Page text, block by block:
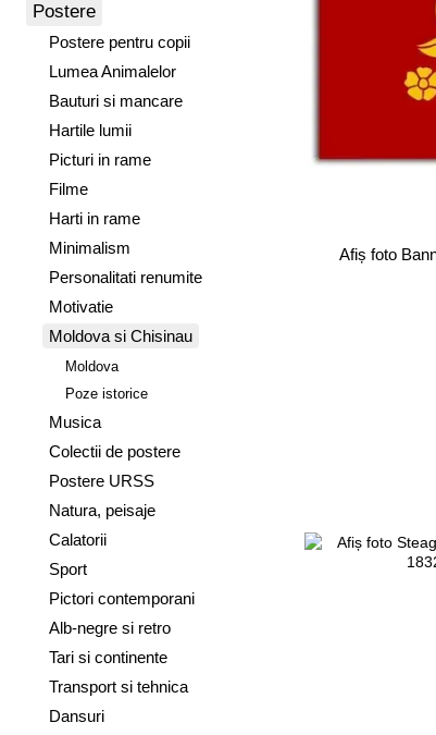
Afiș foto
Postere
Postere pentru copii
Lumea Animalelor
Bauturi si mancare
Hartile lumii
Picturi in rame
Filme
Harti in rame
Minimalism
Personalitati renumite
Motivatie
Moldova si Chisinau
Moldova
Poze istorice
Musica
Colectii de postere
Postere URSS
Natura, peisaje
Calatorii
Sport
Pictori contemporani
Alb-negre si retro
Tari si continente
Transport si tehnica
Dansuri